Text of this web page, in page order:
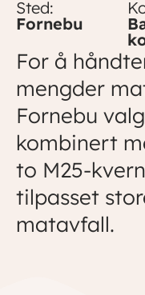
Sted:
Fornebu
For å
mengder
Fornebu
kombinert
to M25-
tilpasset
matavfall.